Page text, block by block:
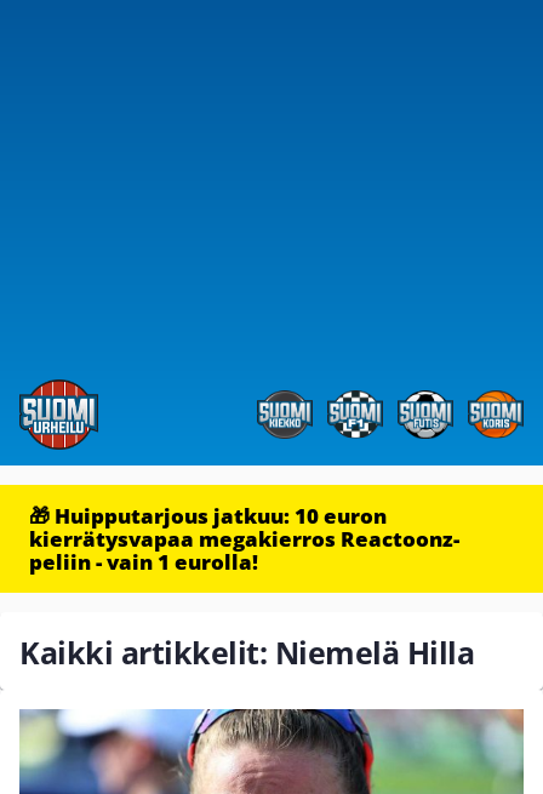
🎁 Huipputarjous jatkuu: 10 euron
kierrätysvapaa megakierros Reactoonz-
peliin - vain 1 eurolla!
Kaikki artikkelit: Niemelä Hilla